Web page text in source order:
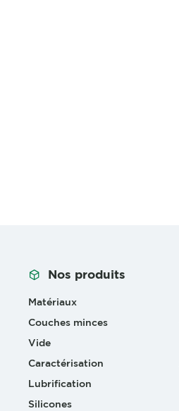
Nos produits
Matériaux
Couches minces
Vide
Caractérisation
Lubrification
Silicones